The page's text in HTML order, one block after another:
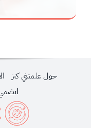
حول علمتني كنز
انضمي